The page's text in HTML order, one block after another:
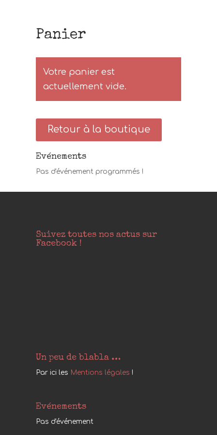
Panier
Votre panier est
actuellement vide.
Retour à la boutique
Evénements
Pas d'événement programmés !
Suivez toutes nos actus sur
Facebook !
Un peu de blabla …
Par ici les Mentions légales !
Evénements
Pas d'événement